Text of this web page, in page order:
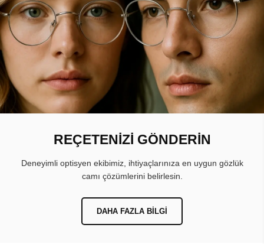
REÇETENİZİ GÖNDERİN
Deneyimli optisyen ekibimiz, ihtiyaçlarınıza en uygun gözlük
camı çözümlerini belirlesin.
DAHA FAZLA BILGI